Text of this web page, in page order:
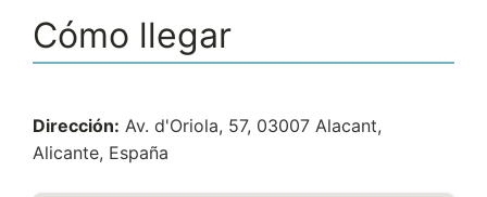
Cómo llegar
Dirección: Av. d'Oriola, 57, 03007 Alacant,
Alicante, España